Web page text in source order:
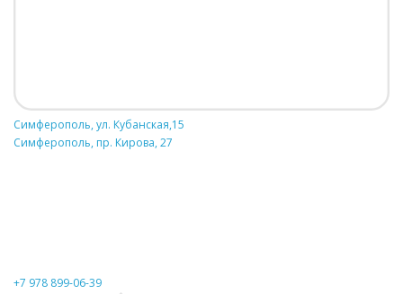
Симферополь, ул. Кубанская,15
Симферополь, пр. Кирова, 27
+7 978 899-06-39